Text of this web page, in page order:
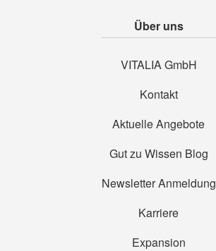
Über uns
VITALIA GmbH
Kontakt
Aktuelle Angebote
Gut zu Wissen Blog
Newsletter Anmeldung
Karriere
Expansion